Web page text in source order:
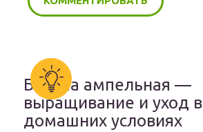
Бакопа ампельная —
выращивание и уход в
домашних условиях